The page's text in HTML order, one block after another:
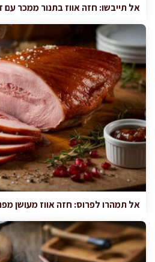
אל תייבשו: חזה אווז בתנור ממכר עם
אל תמהרו לפרוס: חזה אווז מעושן